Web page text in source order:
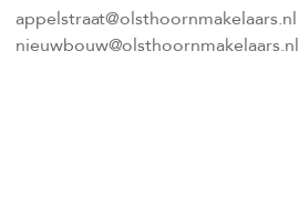
appelstraat@olsthoornmakelaars.nl
nieuwbouw@olsthoornmakelaars.nl